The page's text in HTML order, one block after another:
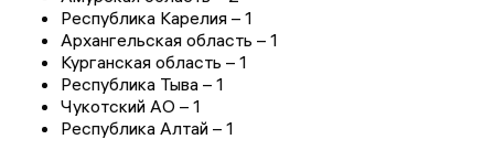
Республика Карелия – 1
Архангельская область – 1
Курганская область – 1
Республика Тыва – 1
Чукотский АО – 1
Республика Алтай – 1